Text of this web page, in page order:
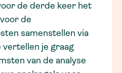
de derde keer het
de
samenstellen via
vertellen je graag
van de analyse